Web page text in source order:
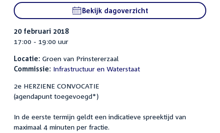
Bekijk dagoverzicht
20 februari 2018
17:00 - 19:00 uur
Locatie: Groen van Prinstererzaal
Commissie: Infrastructuur en Waterstaat
2e HERZIENE CONVOCATIE
(agendapunt toegevoegd*)
In de eerste termijn geldt een indicatieve spreektijd van
maximaal 4 minuten per fractie.